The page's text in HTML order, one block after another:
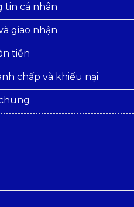
tin cá nhân
giao nhận
tiền
chấp và khiếu nại